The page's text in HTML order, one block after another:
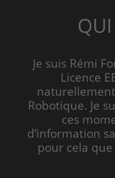
QUI
Je suis Rémi
Licence
Robotique. Je
ces
d’information
pour cela